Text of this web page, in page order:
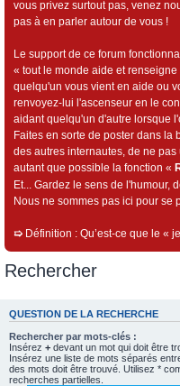
vous privez surtout pas, venez
pas à en parler autour de vous !
Le support de ce forum
« tout le monde aide et
quelqu'un vous vient en aide ou
renvoyez-lui l'ascenseur en le
aidant quelqu'un d'autre lorsque
Faites en sorte de poster dans
des autres internautes, de ne
autant que possible la fonction «
Et... Gardez le sens de l'humour,
Nous ne sommes pas ici pour se
➯ Définition : Qu’est-ce que le «
Rechercher
QUESTION DE LA RECHERCHE
Rechercher par mots-clés :
Insérez + devant un mot qui doit être
Insérez une liste de mots séparés
des mots doit être trouvé. Utilisez *
recherches partielles.